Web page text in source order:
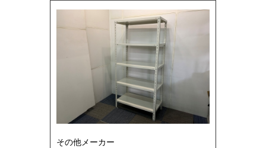
その他メーカー